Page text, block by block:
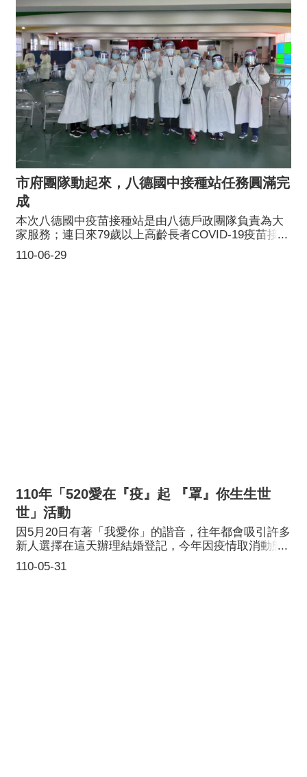
市府團隊動起來，八德國中接種站任務圓滿完
成
110-06-29
本次八德國中疫苗接種站是由八德戶政團隊負責為大
家服務；連日來79歲以上高齡長者COVID-19疫苗接種
圓滿達成任務，感謝八德區衛生所李育霖主任率領的
醫護團隊、聯絡官消防局龔永信副局長坐鎮並派出消
110年「520愛在『疫』起 『罩』你生生世
世」活動
110-05-31
因5月20日有著「我愛你」的諧音，往年都會吸引許多
新人選擇在這天辦理結婚登記，今年因疫情取消動態
活動，改送新人印有各種文字的有趣口罩及象徵「早
生貴子」的金鏟子，給新人浪漫的祝福。